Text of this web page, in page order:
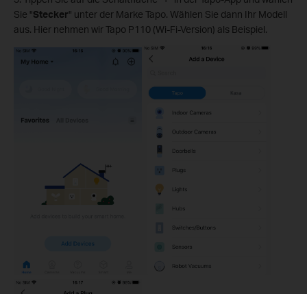
Sie "Stecker" unter der Marke Tapo. Wählen Sie dann Ihr Modell
aus. Hier nehmen wir Tapo P110 (Wi-Fi-Version) als Beispiel.